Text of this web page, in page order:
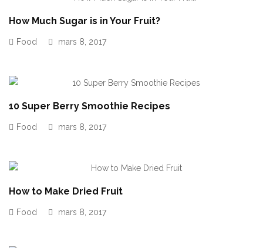
How Much Sugar is in Your Fruit?
Food mars 8, 2017
10 Super Berry Smoothie Recipes
Food mars 8, 2017
How to Make Dried Fruit
Food mars 8, 2017